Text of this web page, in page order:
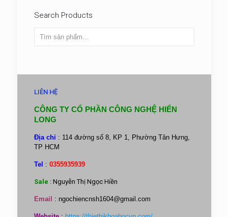
Search Products
LIÊN HỆ
CÔNG TY CỔ PHẦN CÔNG NGHỆ HIỂN
LONG
Địa chỉ : 114 đường số 8, KP 1, Phường Tân Hưng,
TP HCM
Tel : 0355935939
Sale : Nguyễn Thị Ngọc Hiền
Email : ngochiencnsh1604@gmail.com